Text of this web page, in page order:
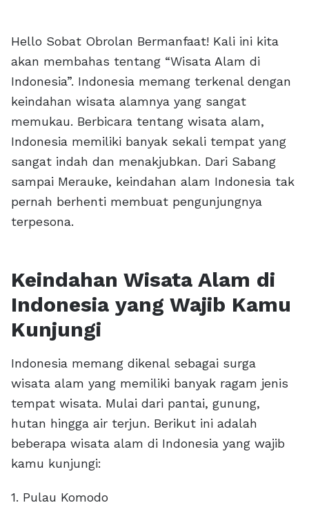
Hello Sobat Obrolan Bermanfaat! Kali ini kita
akan membahas tentang “Wisata Alam di
Indonesia”. Indonesia memang terkenal dengan
keindahan wisata alamnya yang sangat
memukau. Berbicara tentang wisata alam,
Indonesia memiliki banyak sekali tempat yang
sangat indah dan menakjubkan. Dari Sabang
sampai Merauke, keindahan alam Indonesia tak
pernah berhenti membuat pengunjungnya
terpesona.
Keindahan Wisata Alam di
Indonesia yang Wajib Kamu
Kunjungi
Indonesia memang dikenal sebagai surga
wisata alam yang memiliki banyak ragam jenis
tempat wisata. Mulai dari pantai, gunung,
hutan hingga air terjun. Berikut ini adalah
beberapa wisata alam di Indonesia yang wajib
kamu kunjungi:
1. Pulau Komodo